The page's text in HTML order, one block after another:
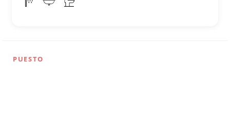
PUESTO